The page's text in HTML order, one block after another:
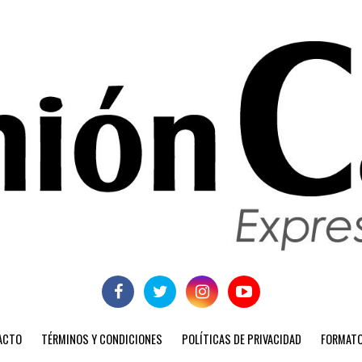
TÉRMINOS Y CONDICIONES POLÍTICAS DE PRIVACIDAD